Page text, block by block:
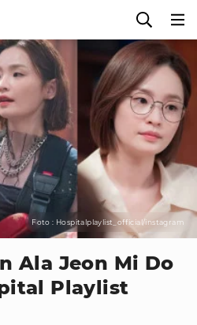
Foto : Hospitalplaylist_official/instagram
Ala Jeon Mi Do
Playlist